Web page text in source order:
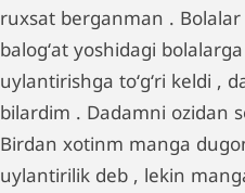
ruxsat berganman .
balogʻat yoshidagi
uylantirishga toʻgʻri keldi ,
bilardim . Dadamni ozidan
Birdan xotinm manga
uylantirilik deb , lekin